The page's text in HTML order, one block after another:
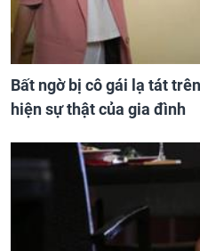
Bất ngờ bị cô gái lạ tát
hiện sự thật của gia đình